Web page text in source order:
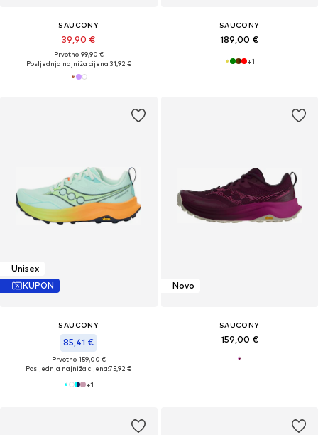
SAUCONY
39,90 €
Prvotno: 99,90 €
Posljednja najniža cijena:31,92 €
SAUCONY
189,00 €
+1
Unisex
KUPON
SAUCONY
85,41 €
Prvotno: 159,00 €
Posljednja najniža cijena:75,92 €
+1
Novo
SAUCONY
159,00 €